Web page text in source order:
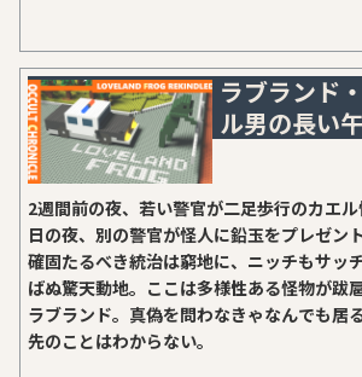
予定です……）〟って言ってたろ！」との
ず聞こえておりましたが、あれから４年の
房さまから本当に出ることになりました。
クル暗黒録』大事なことは書籍の前書き後
気がするので、告知記事としては異例――サイ
訳を述べます。まず前回の『ラブランド・フ
長い午後』の記事の公開後、グリコ・森永
かりました。グリコ・森永事件の記事もサ
とし、一部のモノ好き向けに超冗長原稿も覚
と取り組んでおりました。それは2年半もの
決してサボっていたワケ...
ラブランド・
ル男の長い
2週間前の夜、若い警官が二足歩行のカエ
日の夜、別の警官が怪人に鉛玉をプレゼン
確固たるべき統治は窮地に、ニッチもサッ
ばぬ驚天動地。ここは多様性ある怪物が跋
ラブランド。真偽を問わなきゃなんでも居
先のことはわからない。